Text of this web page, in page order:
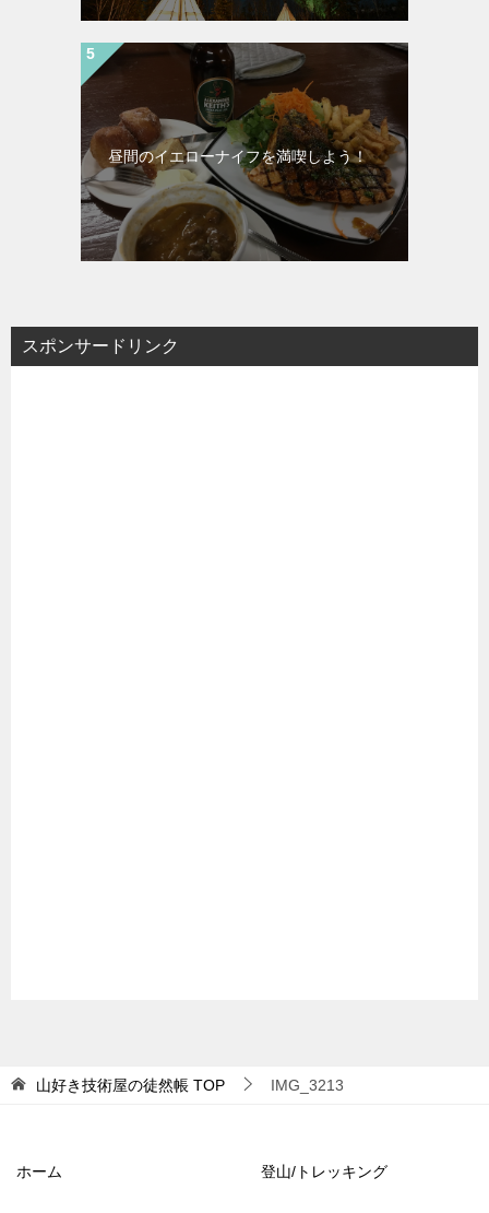
昼間のイエローナイフを満喫しよう！
スポンサードリンク
山好き技術屋の徒然帳 TOP IMG_3213
ホーム 登山/トレッキング